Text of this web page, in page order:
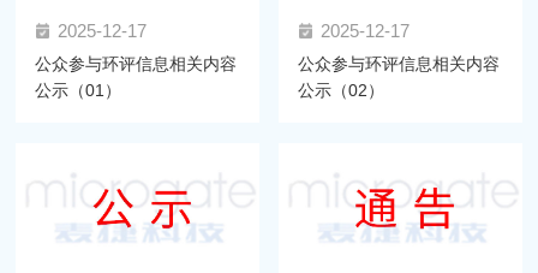
2025-12-17
公众参与环评信息相关内容
公示（01）
2025-12-17
公众参与环评信息相关内容
公示（02）